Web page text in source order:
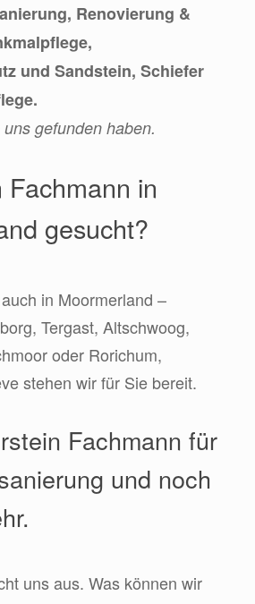
Renovierung &
und Sandstein, Schiefer
gefunden haben.
Fachmann in
gesucht?
in Moormerland –
Tergast, Altschwoog,
oder Rorichum,
stehen wir für Sie bereit.
Fachmann für
und noch
uns aus. Was können wir